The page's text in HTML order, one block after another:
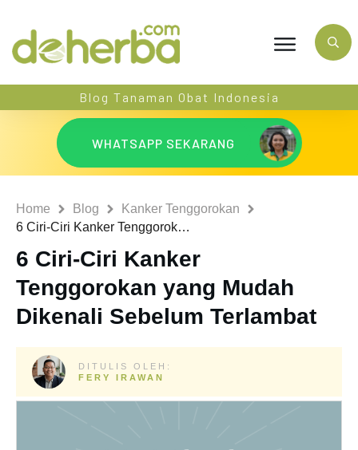
Blog Tanaman Obat Indonesia
WHATSAPP SEKARANG
Home Blog
Kanker Tenggorokan
6 Ciri-Ciri Kanker Tenggorokan yang Mudah Dikenali Sebelum Terlambat
6 Ciri-Ciri Kanker
Tenggorokan yang Mudah
Dikenali Sebelum Terlambat
DITULIS OLEH:
FERY IRAWAN